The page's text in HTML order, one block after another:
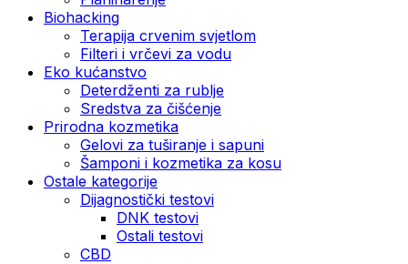
Biohacking
Terapija crvenim svjetlom
Filteri i vrčevi za vodu
Eko kućanstvo
Deterdženti za rublje
Sredstva za čišćenje
Prirodna kozmetika
Gelovi za tuširanje i sapuni
Šamponi i kozmetika za kosu
Ostale kategorije
Dijagnostički testovi
DNK testovi
Ostali testovi
CBD